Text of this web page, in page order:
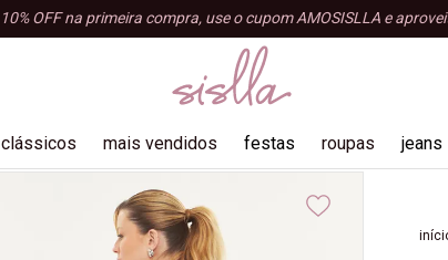
10% OFF na primeira compra, use o cupom AMOSISLLA e
clássicos mais vendidos festas roupas
shorts e bermudas
jeans